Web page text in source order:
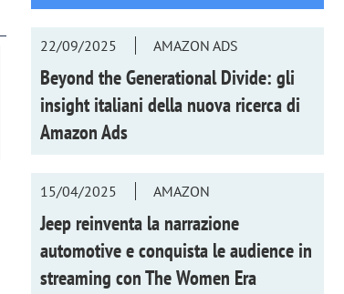
22/09/2025 AMAZON ADS
Beyond the Generational Divide: gli
insight italiani della nuova ricerca di
Amazon Ads
15/04/2025 AMAZON
Jeep reinventa la narrazione
automotive e conquista le audience in
streaming conThe Women Era